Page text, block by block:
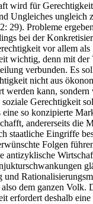
wird für
Ungleiches ungleich
29). Probleme
bei der
vor allem als
wichtig, denn mit der
verbunden. Es
nicht aus
werden kann, sondern
Gerechtigkeit
eine so konzipierte
andererseits die
staatliche Eingriffe
Folgen
antizyklische
dem ganzen Volk.
erfordert deshalb